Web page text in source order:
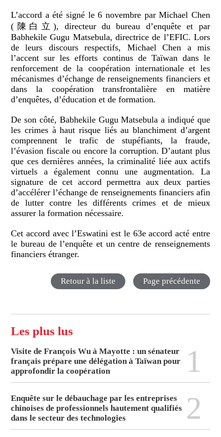
L’accord a été signé le 6 novembre par Michael Chen
(陳白立), directeur du bureau d’enquête et par
Babhekile Gugu Matsebula, directrice de l’EFIC. Lors
de leurs discours respectifs, Michael Chen a mis
l’accent sur les efforts continus de Taïwan dans le
renforcement de la coopération internationale et les
mécanismes d’échange de renseignements financiers et
dans la coopération transfrontalière en matière
d’enquêtes, d’éducation et de formation.
De son côté, Babhekile Gugu Matsebula a indiqué que
les crimes à haut risque liés au blanchiment d’argent
comprennent le trafic de stupéfiants, la fraude,
l’évasion fiscale ou encore la corruption. D’autant plus
que ces dernières années, la criminalité liée aux actifs
virtuels a également connu une augmentation. La
signature de cet accord permettra aux deux parties
d’accélérer l’échange de renseignements financiers afin
de lutter contre les différents crimes et de mieux
assurer la formation nécessaire.
Cet accord avec l’Eswatini est le 63e accord acté entre
le bureau de l’enquête et un centre de renseignements
financiers étranger.
Retour à la liste Page précédente
Les plus lus
Visite de François Wu à Mayotte : un sénateur
français prépare une délégation à Taïwan pour
approfondir la coopération
1
Enquête sur le débauchage par les entreprises
chinoises de professionnels hautement qualifiés
dans le secteur des technologies
2